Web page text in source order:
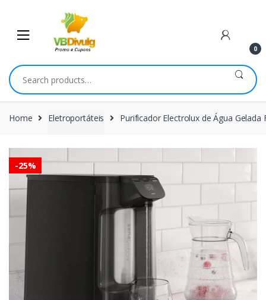
navigation
content
0
Search
for:
Home Eletroportáteis Purificador Electrolux de Água
-25%